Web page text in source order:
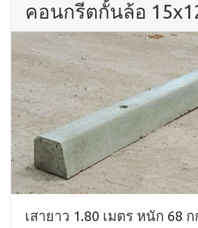
คอนกรีตกั้นล้อ
เสายาว 1.80 เมตร หนัก 68 ก